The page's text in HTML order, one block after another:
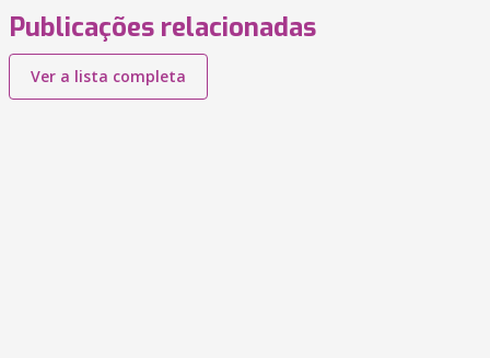
Publicações relacionadas
Ver a lista completa